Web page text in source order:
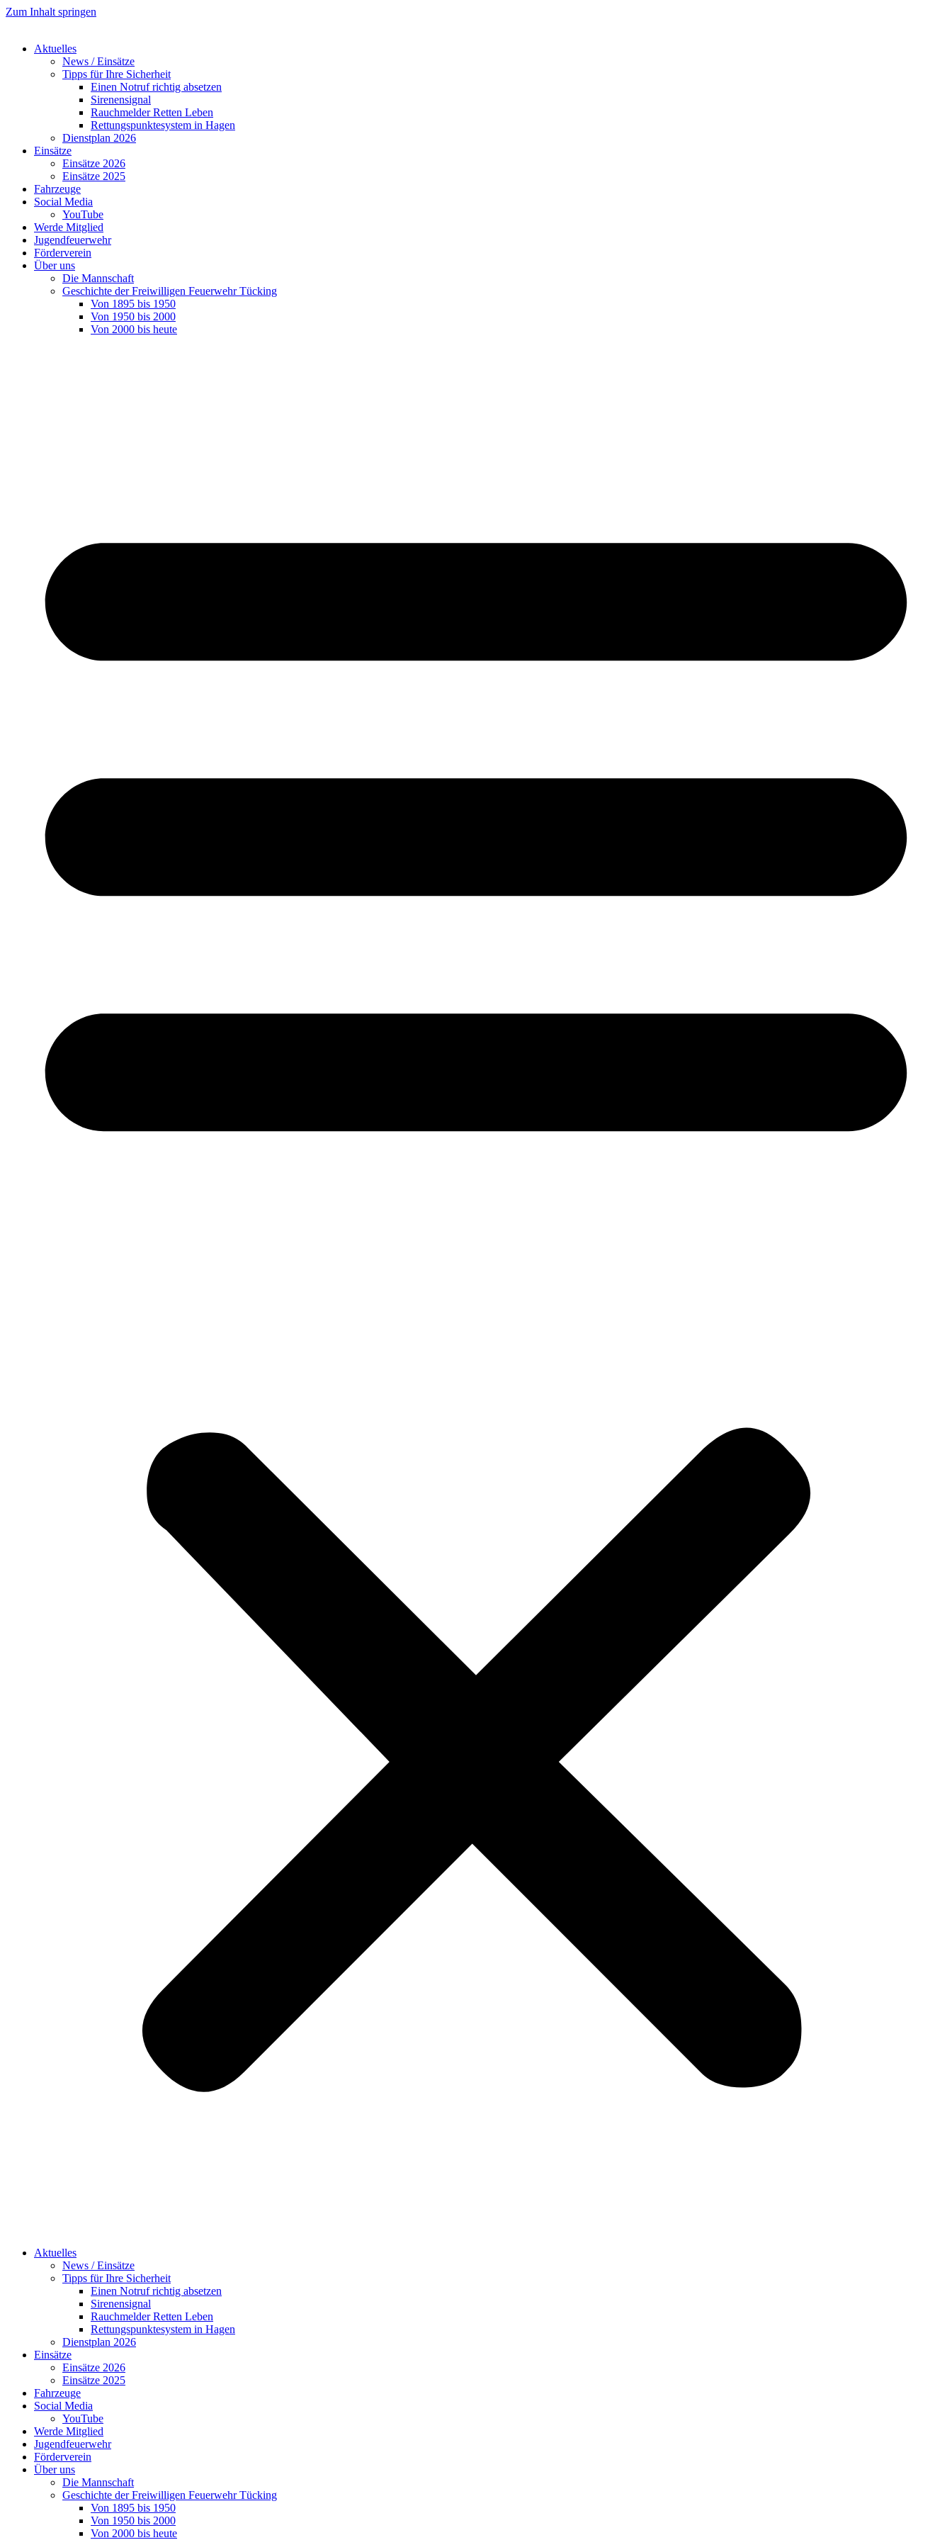
Zum Inhalt springen
Aktuelles
News / Einsätze
Tipps für Ihre Sicherheit
Einen Notruf richtig absetzen
Sirenensignal
Rauchmelder Retten Leben
Rettungspunktesystem in Hagen
Dienstplan 2026
Einsätze
Einsätze 2026
Einsätze 2025
Fahrzeuge
Social Media
YouTube
Werde Mitglied
Jugendfeuerwehr
Förderverein
Über uns
Die Mannschaft
Geschichte der Freiwilligen Feuerwehr Tücking
Von 1895 bis 1950
Von 1950 bis 2000
Von 2000 bis heute
Aktuelles
News / Einsätze
Tipps für Ihre Sicherheit
Einen Notruf richtig absetzen
Sirenensignal
Rauchmelder Retten Leben
Rettungspunktesystem in Hagen
Dienstplan 2026
Einsätze
Einsätze 2026
Einsätze 2025
Fahrzeuge
Social Media
YouTube
Werde Mitglied
Jugendfeuerwehr
Förderverein
Über uns
Die Mannschaft
Geschichte der Freiwilligen Feuerwehr Tücking
Von 1895 bis 1950
Von 1950 bis 2000
Von 2000 bis heute